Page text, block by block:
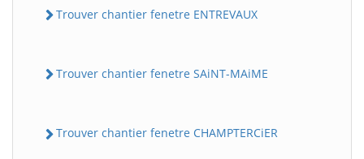
Trouver chantier fenetre ENTREVAUX
Trouver chantier fenetre SAiNT-MAiME
Trouver chantier fenetre CHAMPTERCiER